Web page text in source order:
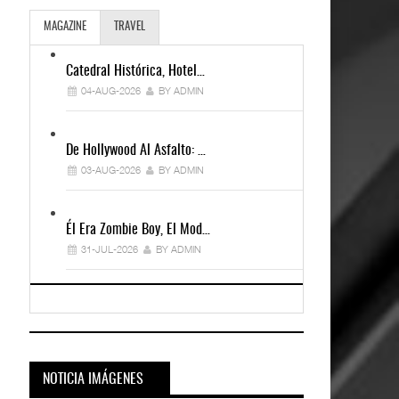
MAGAZINE TRAVEL
Catedral Histórica, Hotel…
04-AUG-2026 BY ADMIN
De Hollywood Al Asfalto: …
03-AUG-2026 BY ADMIN
Él Era Zombie Boy, El Mod…
31-JUL-2026 BY ADMIN
NOTICIA IMÁGENES